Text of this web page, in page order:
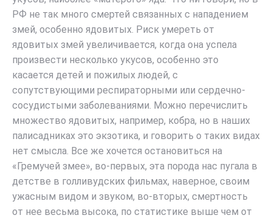
РФ не так много смертей связанных с нападением
змей, особенно ядовитых. Риск умереть от
ядовитых змей увеличивается, когда она успела
произвести несколько укусов, особенно это
касается детей и пожилых людей, с
сопутствующими респираторными или сердечно-
сосудистыми заболеваниями. Можно перечислить
множество ядовитых, например, кобра, но в наших
палисадниках это экзотика, и говорить о таких видах
нет смысла. Все же хочется остановиться на
«Гремучей змее», во-первых, эта порода нас пугала в
детстве в голливудских фильмах, наверное, своим
ужасным видом и звуком, во-вторых, смертность
от нее весьма высока, по статистике выше чем от